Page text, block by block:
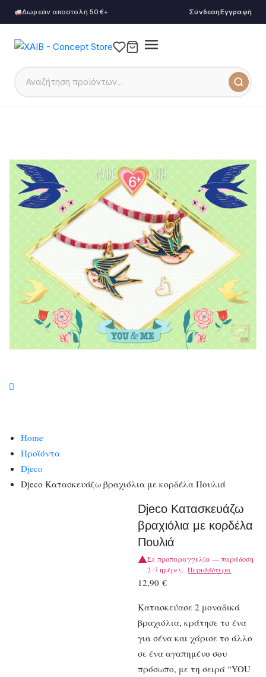
Δωρεάν αποστολή 50€+ ΣύνδεσηΕγγραφή
Home
Προϊόντα
Djeco
Djeco Κατασκευάζω βραχιόλια με κορδέλα Πουλιά
Djeco Κατασκευάζω
βραχιόλια με κορδέλα
Πουλιά
Σε προπαραγγελία — παράδοση
2–7 ημέρες. Περισσότερα
12,90€
Κατασκεύασε 2 μοναδικά
βραχιόλια, κράτησε το ένα
για σένα και χάρισε το άλλο
σε ένα αγαπημένο σου
πρόσωπο, με τη σειρά “YOU